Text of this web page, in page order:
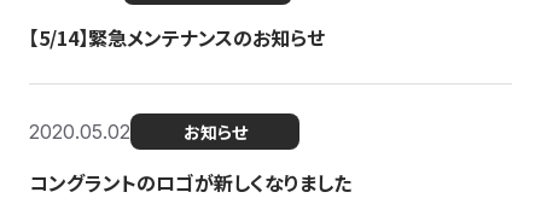
【5/14】緊急メンテナンスのお知らせ
2020.05.02 お知らせ
コングラントのロゴが新しくなりました